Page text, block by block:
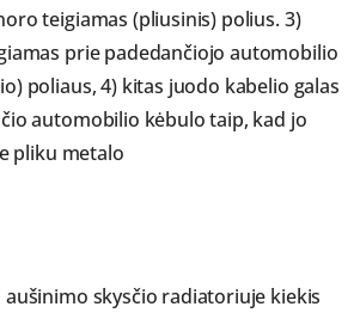
teigiamas (pliusinis) polius. 3)
prie padedančiojo automobilio
poliaus, 4) kitas juodo kabelio galas
automobilio kėbulo taip, kad jo
pliku metalo
aušinimo skysčio radiatoriuje kiekis